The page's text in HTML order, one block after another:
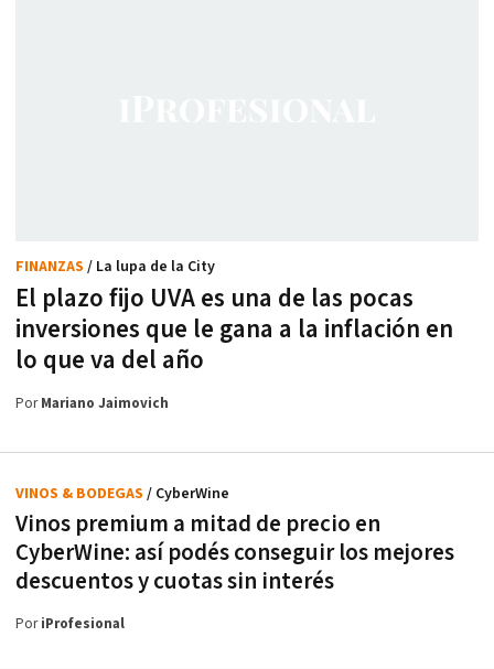
El plazo fijo UVA es una de las pocas
inversiones que le gana a la inflación en
lo que va del año
FINANZAS / La lupa de la City
PorMariano Jaimovich
Vinos premium a mitad de precio en
CyberWine: así podés conseguir los mejores
descuentos y cuotas sin interés
VINOS & BODEGAS / CyberWine
PoriProfesional